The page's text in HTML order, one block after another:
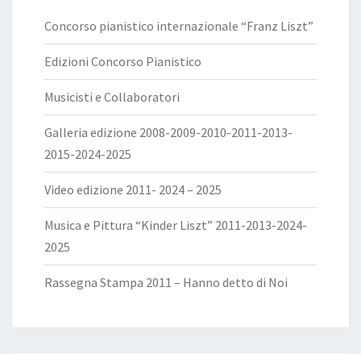
Concorso pianistico internazionale “Franz Liszt”
Edizioni Concorso Pianistico
Musicisti e Collaboratori
Galleria edizione 2008-2009-2010-2011-2013-
2015-2024-2025
Video edizione 2011- 2024 – 2025
Musica e Pittura “Kinder Liszt” 2011-2013-2024-
2025
Rassegna Stampa 2011 – Hanno detto di Noi